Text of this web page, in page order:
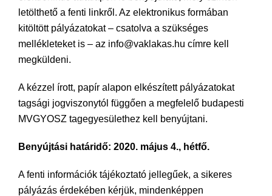
letölthető a fenti linkről. Az elektronikus formában
kitöltött pályázatokat – csatolva a szükséges
mellékleteket is – az info@vaklakas.hu címre kell
megküldeni.
A kézzel írott, papír alapon elkészített pályázatokat
tagsági jogviszonytól függően a megfelelő budapesti
MVGYOSZ tagegyesülethez kell benyújtani.
Benyújtási határidő: 2020. május 4., hétfő.
A fenti információk tájékoztató jellegűek, a sikeres
pályázás érdekében kérjük, mindenképpen